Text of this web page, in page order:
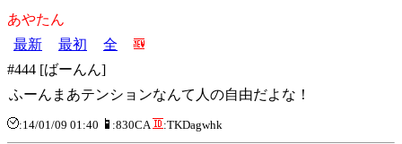
あやたん
最新
最初
全
#444 [ばーんん]
ふーんまあテンションなんて人の自由だよな！
:14/01/09 01:40 :830CA :TKDagwhk